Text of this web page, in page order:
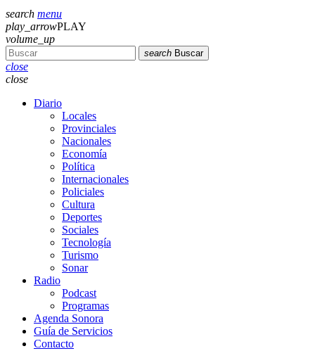
search menu
play_arrowPLAY
volume_up
search Buscar
close
close
Diario
Locales
Provinciales
Nacionales
Economía
Política
Internacionales
Policiales
Cultura
Deportes
Sociales
Tecnología
Turismo
Sonar
Radio
Podcast
Programas
Agenda Sonora
Guía de Servicios
Contacto